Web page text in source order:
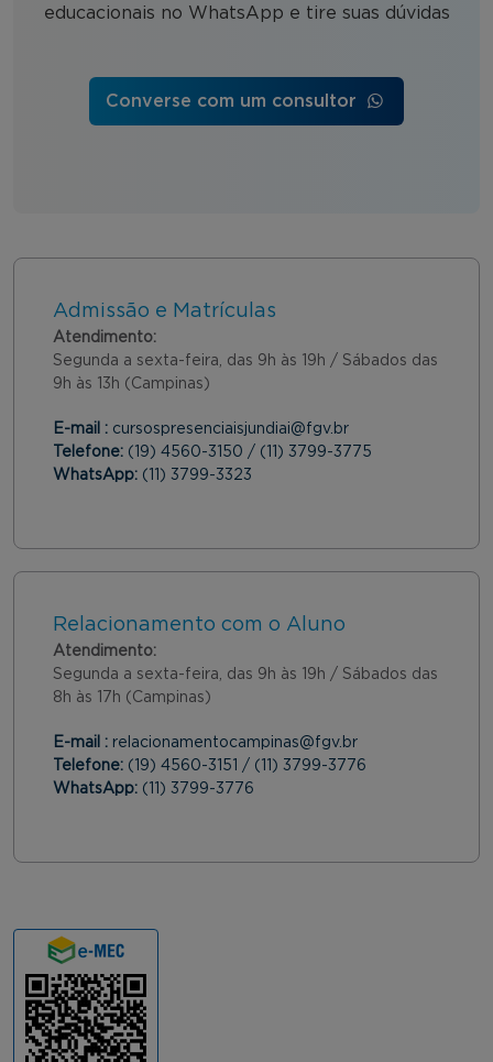
educacionais no WhatsApp e tire suas dúvidas
Converse com um consultor
Admissão e Matrículas
Atendimento:
Segunda a sexta-feira, das 9h às 19h / Sábados das
9h às 13h (Campinas)
E-mail : cursospresenciaisjundiai@fgv.br
Telefone: (19) 4560-3150 / (11) 3799-3775
WhatsApp: (11) 3799-3323
Relacionamento com o Aluno
Atendimento:
Segunda a sexta-feira, das 9h às 19h / Sábados das
8h às 17h (Campinas)
E-mail : relacionamentocampinas@fgv.br
Telefone: (19) 4560-3151 / (11) 3799-3776
WhatsApp: (11) 3799-3776